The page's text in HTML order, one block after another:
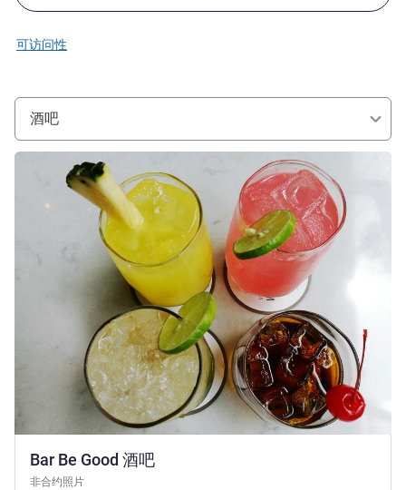
可访问性
酒吧
Bar Be Good 酒吧
非合约照片
请参阅详情